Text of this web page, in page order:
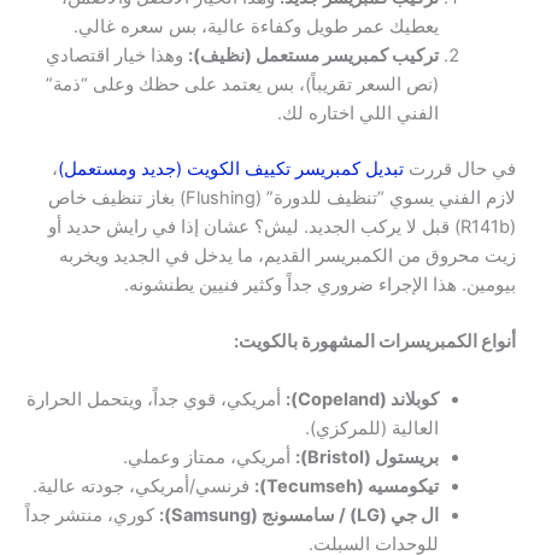
يعطيك عمر طويل وكفاءة عالية، بس سعره غالي.
تركيب كمبريسر مستعمل (نظيف): وهذا خيار اقتصادي
(نص السعر تقريباً)، بس يعتمد على حظك وعلى “ذمة”
الفني اللي اختاره لك.
في حال قررت تبديل كمبريسر تكييف الكويت (جديد ومستعمل)،
لازم الفني يسوي “تنظيف للدورة” (Flushing) بغاز تنظيف خاص
(R141b) قبل لا يركب الجديد. ليش؟ عشان إذا في رايش حديد أو
زيت محروق من الكمبريسر القديم، ما يدخل في الجديد ويخربه
بيومين. هذا الإجراء ضروري جداً وكثير فنيين يطنشونه.
أنواع الكمبريسرات المشهورة بالكويت:
كوبلاند (Copeland):
أمريكي، قوي جداً، ويتحمل الحرارة
العالية (للمركزي).
بريستول (Bristol):
أمريكي، ممتاز وعملي.
تيكومسيه (Tecumseh):
فرنسي/أمريكي، جودته عالية.
ال جي (LG) / سامسونج (Samsung):
كوري، منتشر جداً
للوحدات السبلت.